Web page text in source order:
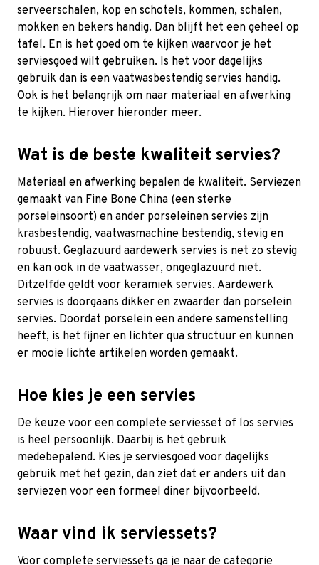
serveerschalen, kop en schotels, kommen, schalen,
mokken en bekers handig. Dan blijft het een geheel op
tafel. En is het goed om te kijken waarvoor je het
serviesgoed wilt gebruiken. Is het voor dagelijks
gebruik dan is een vaatwasbestendig servies handig.
Ook is het belangrijk om naar materiaal en afwerking
te kijken. Hierover hieronder meer.
Wat is de beste kwaliteit servies?
Materiaal en afwerking bepalen de kwaliteit. Serviezen
gemaakt van Fine Bone China (een sterke
porseleinsoort) en ander porseleinen servies zijn
krasbestendig, vaatwasmachine bestendig, stevig en
robuust. Geglazuurd aardewerk servies is net zo stevig
en kan ook in de vaatwasser, ongeglazuurd niet.
Ditzelfde geldt voor keramiek servies. Aardewerk
servies is doorgaans dikker en zwaarder dan porselein
servies. Doordat porselein een andere samenstelling
heeft, is het fijner en lichter qua structuur en kunnen
er mooie lichte artikelen worden gemaakt.
Hoe kies je een servies
De keuze voor een complete serviesset of los servies
is heel persoonlijk. Daarbij is het gebruik
medebepalend. Kies je serviesgoed voor dagelijks
gebruik met het gezin, dan ziet dat er anders uit dan
serviezen voor een formeel diner bijvoorbeeld.
Waar vind ik serviessets?
Voor complete serviessets ga je naar de categorie